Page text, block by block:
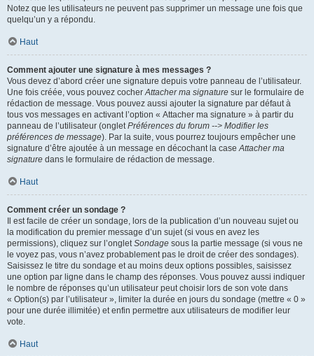
Notez que les utilisateurs ne peuvent pas supprimer un message une fois que
quelqu’un y a répondu.
Haut
Comment ajouter une signature à mes messages ?
Vous devez d’abord créer une signature depuis votre panneau de l’utilisateur.
Une fois créée, vous pouvez cocherAttacher ma signature sur le formulaire de
rédaction de message. Vous pouvez aussi ajouter la signature par défaut à
tous vos messages en activant l’option « Attacher ma signature » à partir du
panneau de l’utilisateur (ongletPréférences du forum --> Modifier les
préférences de message). Par la suite, vous pourrez toujours empêcher une
signature d’être ajoutée à un message en décochant la caseAttacher ma
signature dans le formulaire de rédaction de message.
Haut
Comment créer un sondage ?
Il est facile de créer un sondage, lors de la publication d’un nouveau sujet ou
la modification du premier message d’un sujet (si vous en avez les
permissions), cliquez sur l’ongletSondage sous la partie message (si vous ne
le voyez pas, vous n’avez probablement pas le droit de créer des sondages).
Saisissez le titre du sondage et au moins deux options possibles, saisissez
une option par ligne dans le champ des réponses. Vous pouvez aussi indiquer
le nombre de réponses qu’un utilisateur peut choisir lors de son vote dans
« Option(s) par l’utilisateur », limiter la durée en jours du sondage (mettre « 0 »
pour une durée illimitée) et enfin permettre aux utilisateurs de modifier leur
vote.
Haut